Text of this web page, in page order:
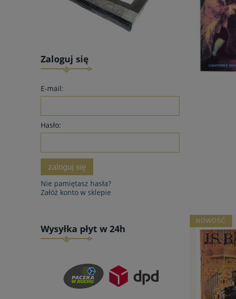
Zaloguj się
E-mail:
Hasło:
zaloguj się
Nie pamiętasz hasła?
Załóż konto w sklepie
Wysyłka płyt w 24h
NOWOŚĆ